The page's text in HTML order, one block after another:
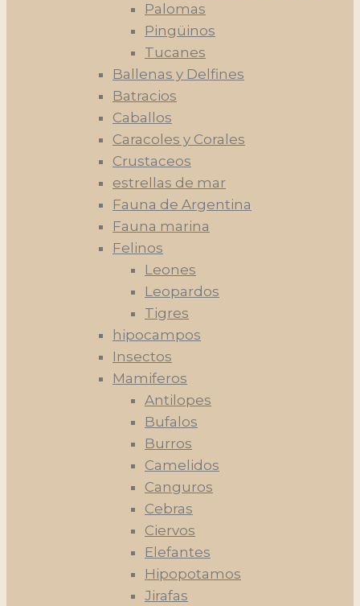
Palomas
Pingüinos
Tucanes
Ballenas y Delfines
Batracios
Caballos
Caracoles y Corales
Crustaceos
estrellas de mar
Fauna de Argentina
Fauna marina
Felinos
Leones
Leopardos
Tigres
hipocampos
Insectos
Mamiferos
Antilopes
Bufalos
Burros
Camelidos
Canguros
Cebras
Ciervos
Elefantes
Hipopotamos
Jirafas